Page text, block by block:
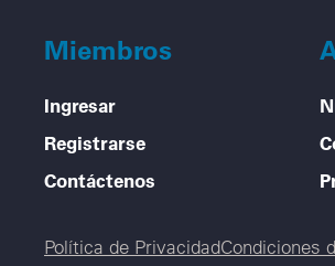
Miembros
Ingresar
Registrarse
Contáctenos
Legal menu
Política de PrivacidadCondiciones